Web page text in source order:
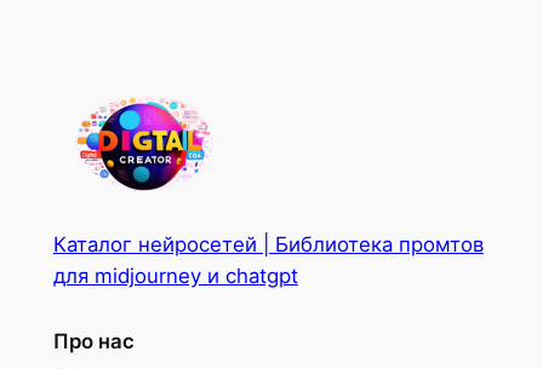
Каталог нейросетей | Библиотека промтов
для midjourney и chatgpt
Про нас